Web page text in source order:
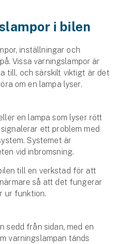
i bilen
inställningar och
Vissa varningslampor är
till, och särskilt viktigt är det
om en lampa lyser.
en lampa som lyser rött
ett problem med
Systemet är
vid inbromsning.
till en verkstad för att
så att det fungerar
ur funktion.
sedd från sidan, med en
varningslampan tänds